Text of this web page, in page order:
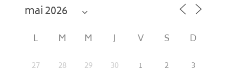
L M M J V S D
27 28 29 30 1 2
3